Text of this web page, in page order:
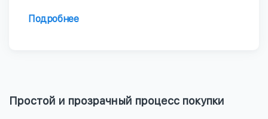
Подробнее
Простой и прозрачный процесс покупки